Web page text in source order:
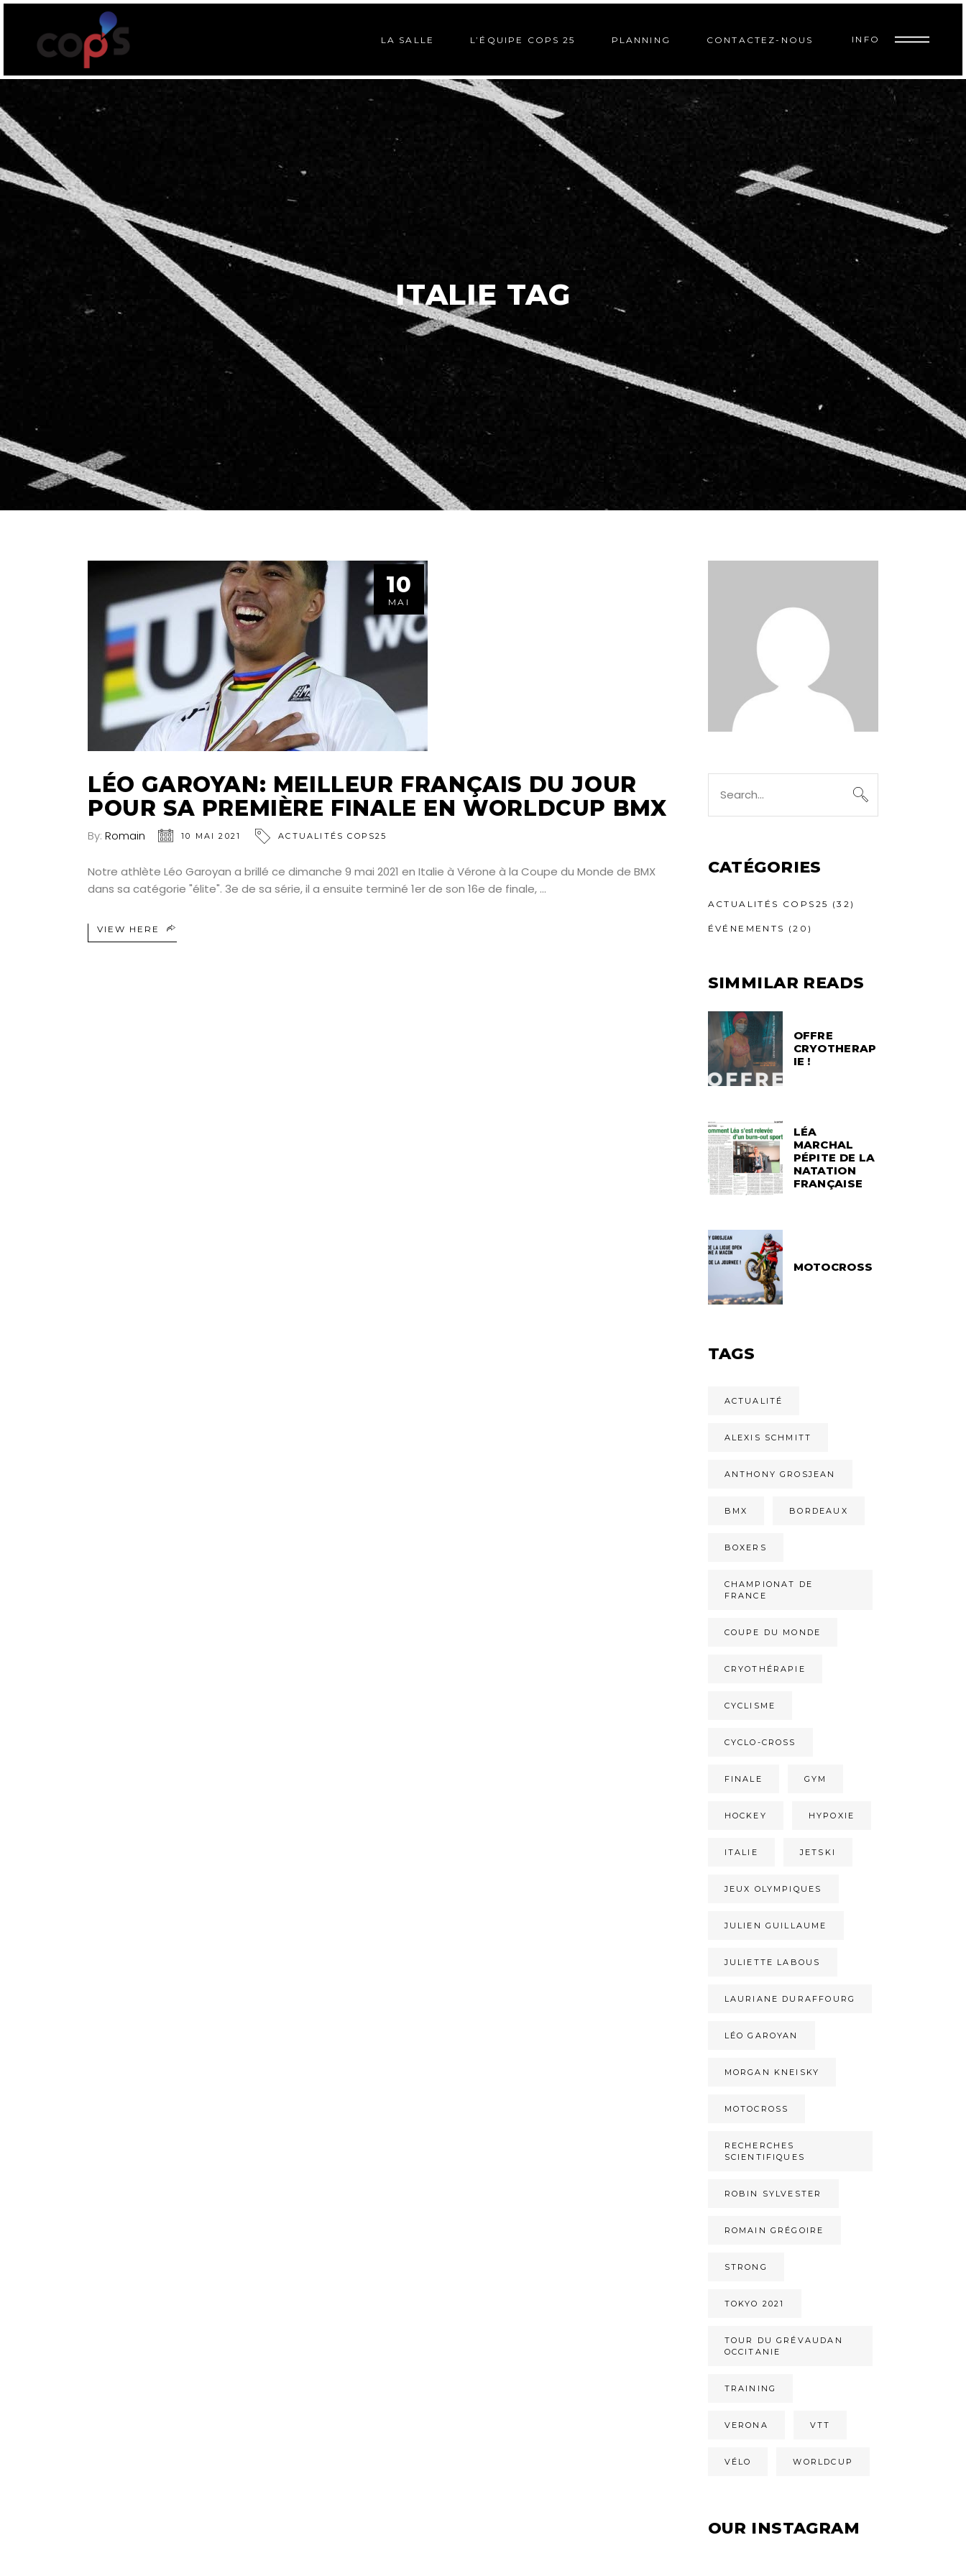
LA SALLE L’ÉQUIPE COPS 25 PLANNING CONTACTEZ-NOUS INFO
ITALIE TAG
10
MAI
LÉO GAROYAN: MEILLEUR FRANÇAIS DU JOUR
POUR SA PREMIÈRE FINALE EN WORLDCUP BMX
By: Romain 10 MAI 2021 ACTUALITÉS COPS25
Notre athlète Léo Garoyan a brillé ce dimanche 9 mai 2021 en Italie à Vérone à la Coupe du Monde de BMX
dans sa catégorie "élite". 3e de sa série, il a ensuite terminé 1er de son 16e de finale,
VIEW HERE
for:
CATÉGORIES
ACTUALITÉS COPS25 (32)
ÉVÉNEMENTS (20)
SIMMILAR READS
OFFRE
CRYOTHERAP
IE !
LÉA
MARCHAL
PÉPITE DE LA
NATATION
FRANÇAISE
MOTOCROSS
TAGS
ACTUALITÉ
ALEXIS SCHMITT
ANTHONY GROSJEAN
BMX BORDEAUX
BOXERS
CHAMPIONAT DE
FRANCE
COUPE DU MONDE
CRYOTHÉRAPIE
CYCLISME
CYCLO-CROSS
FINALE GYM
HOCKEY HYPOXIE
ITALIE JETSKI
JEUX OLYMPIQUES
JULIEN GUILLAUME
JULIETTE LABOUS
LAURIANE DURAFFOURG
LÉO GAROYAN
MORGAN KNEISKY
MOTOCROSS
RECHERCHES
SCIENTIFIQUES
ROBIN SYLVESTER
ROMAIN GRÉGOIRE
STRONG
TOKYO 2021
TOUR DU GRÉVAUDAN
OCCITANIE
TRAINING
VERONA VTT
VÉLO WORLDCUP
OUR INSTAGRAM